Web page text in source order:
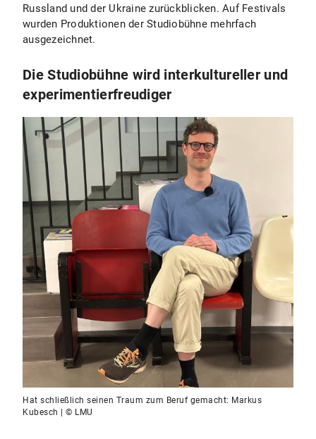
Russland und der Ukraine zurückblicken. Auf Festivals
wurden Produktionen der Studiobühne mehrfach
ausgezeichnet.
Die Studiobühne wird interkultureller und
experimentierfreudiger
Hat schließlich seinen Traum zum Beruf gemacht: Markus
Kubesch | © LMU